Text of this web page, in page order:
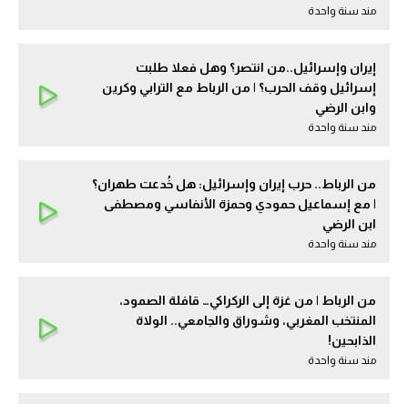
مند سنة واحدة
إيران وإسرائيل..من انتصر؟ وهل فعلا طلبت
إسرائيل وقف الحرب؟ | من الرباط مع الترابي وكرين
وابن الرضي
مند سنة واحدة
من الرباط.. حرب إيران وإسرائيل: هل خُدعت طهران؟
| مع إسماعيل حمودي وحمزة الأنفاسي ومصطفى
ابن الرضي
مند سنة واحدة
من الرباط | من غزة إلى الركراكي… قافلة الصمود،
المنتخب المغربي، وشوراق والجامعي.. الولاة
الذابحين!
مند سنة واحدة